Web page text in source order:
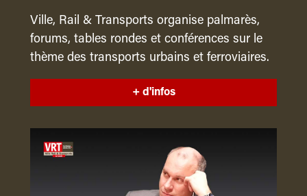
Ville, Rail & Transports organise palmarès,
forums, tables rondes et conférences sur le
thème des transports urbains et ferroviaires.
+ d'infos